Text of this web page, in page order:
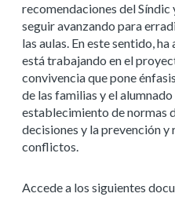
recomendaciones del
seguir avanzando para
las aulas. En este sentido,
está trabajando en el
convivencia que pone
de las familias y el
establecimiento de normas
decisiones y la prevención
conflictos.
Accede a los siguientes